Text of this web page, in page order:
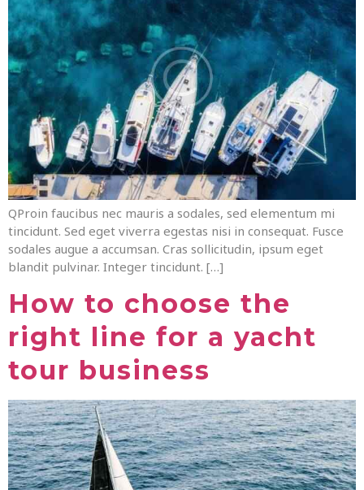
QProin faucibus nec mauris a sodales, sed elementum mi
tincidunt. Sed eget viverra egestas nisi in consequat. Fusce
sodales augue a accumsan. Cras sollicitudin, ipsum eget
blandit pulvinar. Integer tincidunt. […]
How to choose the
right line for a yacht
tour business